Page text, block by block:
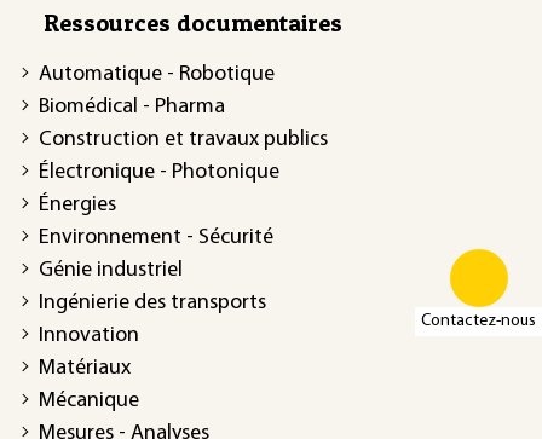
Contactez-nous
Ressources documentaires
Automatique - Robotique
Biomédical - Pharma
Construction et travaux publics
Électronique - Photonique
Énergies
Environnement - Sécurité
Génie industriel
Ingénierie des transports
Innovation
Matériaux
Mécanique
Mesures - Analyses